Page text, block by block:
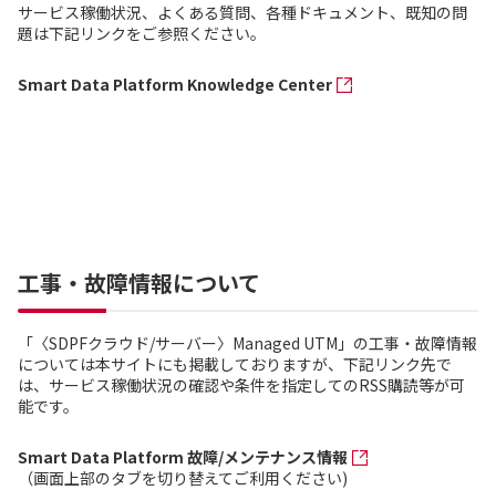
サービス稼働状況、よくある質問、各種ドキュメント、既知の問
題は下記リンクをご参照ください。
Smart Data Platform Knowledge Center
工事・故障情報について
「〈SDPFクラウド/サーバー〉Managed UTM」の工事・故障情報
については本サイトにも掲載しておりますが、下記リンク先で
は、サービス稼働状況の確認や条件を指定してのRSS購読等が可
能です。
Smart Data Platform 故障/メンテナンス情報
（画面上部のタブを切り替えてご利用ください)